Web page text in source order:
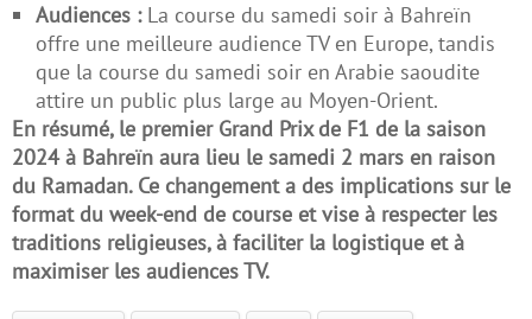
Audiences :La course du samedi soir à Bahreïn
offre une meilleure audience TV en Europe, tandis
que la course du samedi soir en Arabie saoudite
attire un public plus large au Moyen-Orient.
En résumé, le premier Grand Prix de F1 de la saison
2024 à Bahreïn aura lieu le samedi 2 mars en raison
du Ramadan. Ce changement a des implications sur le
format du week-end de course et vise à respecter les
traditions religieuses, à faciliter la logistique et à
maximiser les audiences TV.